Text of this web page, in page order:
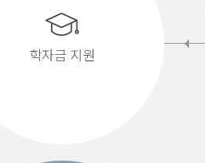
학자금 지원